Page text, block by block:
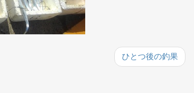
ひとつ後の釣果